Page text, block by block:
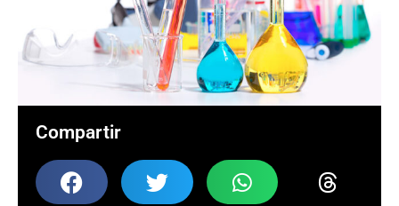
Compartir